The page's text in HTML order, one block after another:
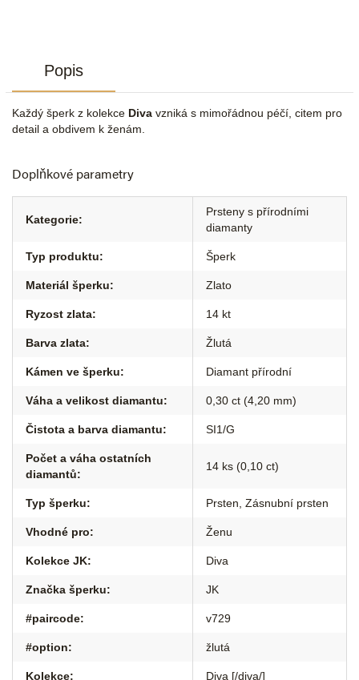
Popis
Každý šperk z kolekce Diva vzniká s mimořádnou péčí, citem pro
detail a obdivem k ženám.
Doplňkové parametry
Kategorie:
Prsteny s přírodními
diamanty
Typ produktu: Šperk
Materiál šperku: Zlato
Ryzost zlata: 14 kt
Barva zlata: Žlutá
Kámen ve šperku: Diamant přírodní
Váha a velikost diamantu: 0,30 ct (4,20 mm)
Čistota a barva diamantu: SI1/G
Počet a váha ostatních
diamantů:
14 ks (0,10 ct)
Typ šperku: Prsten Zásnubní prsten
Vhodné pro: Ženu
Kolekce JK: Diva
Značka šperku: JK
#paircode: v729
#option: žlutá
Kolekce: Diva [/diva/]